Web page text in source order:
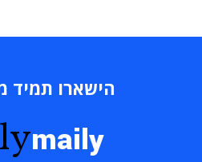
הישארו תמיד
maily